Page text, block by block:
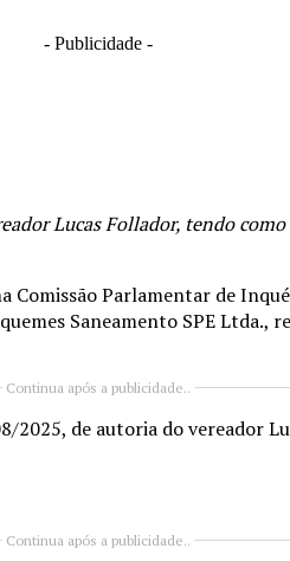
- Publicidade -
Lucas Follador, tendo
Parlamentar de
Saneamento SPE Ltda.,
Continua após a publicidade..
2025, de autoria do vereador
Continua após a publicidade..